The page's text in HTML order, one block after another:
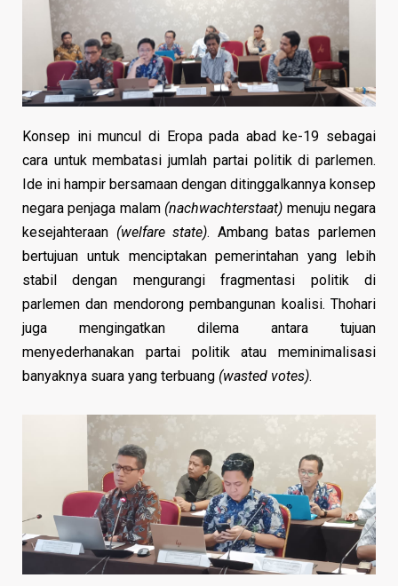
Konsep ini muncul di Eropa pada abad ke-19 sebagai
cara untuk membatasi jumlah partai politik di parlemen.
Ide ini hampir bersamaan dengan ditinggalkannya konsep
negara penjaga malam (nachwachterstaat) menuju negara
kesejahteraan (welfare state). Ambang batas parlemen
bertujuan untuk menciptakan pemerintahan yang lebih
stabil dengan mengurangi fragmentasi politik di
parlemen dan mendorong pembangunan koalisi. Thohari
juga mengingatkan dilema antara tujuan
menyederhanakan partai politik atau meminimalisasi
banyaknya suara yang terbuang (wasted votes).